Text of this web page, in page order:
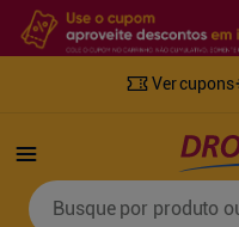
Ver cupons
Busque por produto ou
Termos mais